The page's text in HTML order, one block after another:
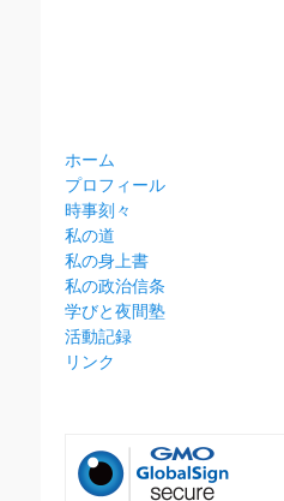
ホーム
プロフィール
時事刻々
私の道
私の身上書
私の政治信条
学びと夜間塾
活動記録
リンク